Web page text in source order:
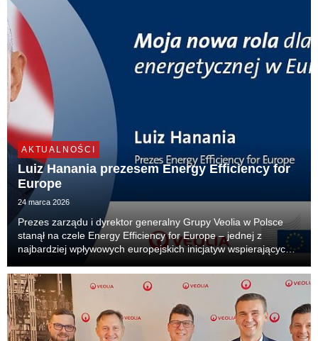
AKTUALNOŚCI
Luiz Hanania prezesem Energy Efficiency for
Europe
24 marca 2026
Prezes zarządu i dyrektor generalny Grupy Veolia w Polsce
stanął na czele Energy Efficiency for Europe – jednej z
najbardziej wpływowych europejskich inicjatyw wspierających
menedżer z Polski obejmuje funkcję lidera...